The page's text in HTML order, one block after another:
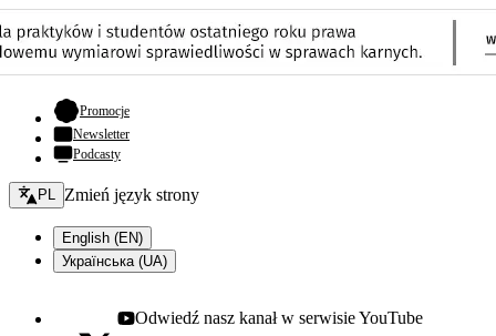
Promocje- otwiera się w nowej karcie
Newsletter
Podcasty
Zmień język - bieżący:
PL Zmień język strony
English (EN)
Українська (UA)
Youtube - otwiera się w nowej karcie
Odwiedź nasz kanał w serwisie YouTube